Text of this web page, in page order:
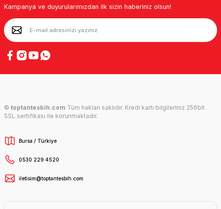
Kampanya ve duyurularımızdan ilk sizin haberiniz olsun!
© toptantesbih.com Tüm hakları saklıdır. Kredi kartı bilgileriniz 256bit
SSL sertifikası ile korunmaktadır.
Bursa / Türkiye
0530 229 4520
iletisim@toptantesbih.com